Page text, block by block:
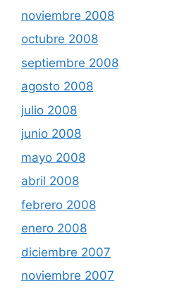
noviembre 2008
octubre 2008
septiembre 2008
agosto 2008
julio 2008
junio 2008
mayo 2008
abril 2008
febrero 2008
enero 2008
diciembre 2007
noviembre 2007